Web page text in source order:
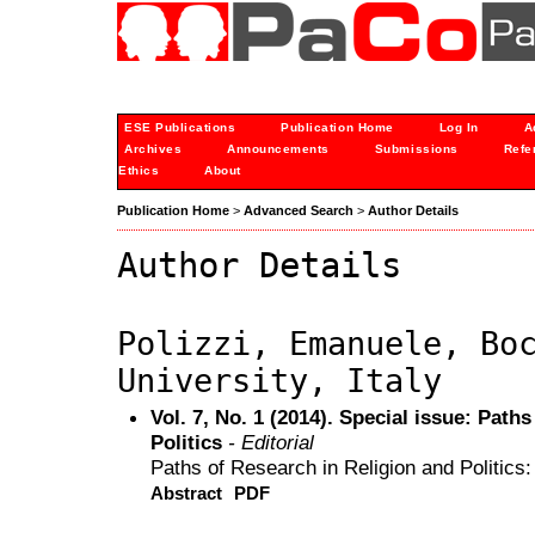
ESE Publications Publication Home Log In
Archives
Announcements Submissions
Ethics
About
Publication Home > Advanced Search > Author Details
Author Details
Polizzi, Emanuele,
University, Italy
Vol. 7, No. 1 (2014). Special issue:
Politics - Editorial
Paths of Research in Religion and
Abstract PDF